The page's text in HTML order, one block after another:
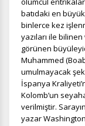
Zorunlu
Oturum
gereklidir. Bu
devre dışı
batıdaki en
binlerce kez
yazıları ile bilinen
görünen
Muhammed
umulmayacak
İspanya
Kolomb’un
verilmiştir.
yazar